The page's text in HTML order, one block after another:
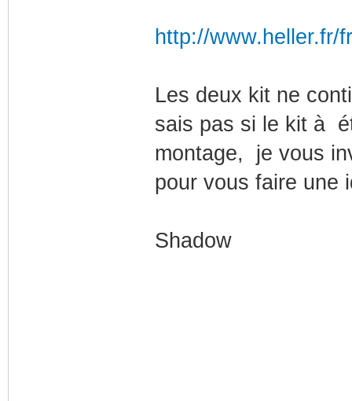
http://www.heller.fr/
Les deux kit ne
sais pas si le kit à
montage, je vous
pour vous faire une
Shadow